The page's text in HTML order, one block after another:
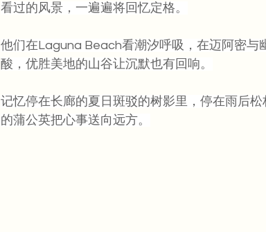
看过的风景，一遍遍将回忆定格。
他们在Laguna Beach看潮汐呼吸，在迈阿密与
酸，优胜美地的山谷让沉默也有回响。
记忆停在长廊的夏日斑驳的树影里，停在雨后
的蒲公英把心事送向远方。